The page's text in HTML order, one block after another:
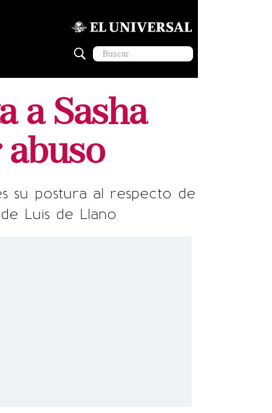
a Sasha
su postura al respecto de
Luis de Llano